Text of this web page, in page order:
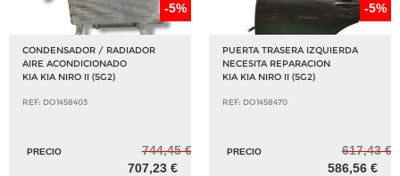
-5%
CONDENSADOR / RADIADOR
AIRE ACONDICIONADO
KIA KIA NIRO II (SG2)
REF: DO1458403
PRECIO
744,45 €
707,23 €
-5%
PUERTA TRASERA IZQUIERDA
NECESITA REPARACION
KIA KIA NIRO II (SG2)
REF: DO1458470
PRECIO
617,43 €
586,56 €